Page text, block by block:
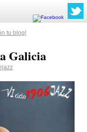
tu blog!
Galicia